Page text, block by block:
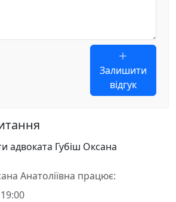
Залишити
відгук
адвоката Губіш Оксана
Анатоліївна працює: